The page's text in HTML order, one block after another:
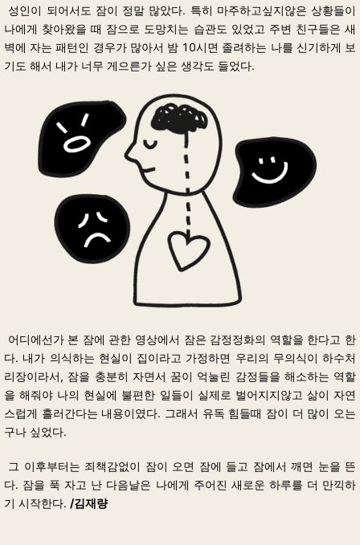
성인이 되어서도 잠이 정말 많았다. 특히 마주하고싶지않은 상황들이
나에게 찾아왔을 때 잠으로 도망치는 습관도 있었고 주변 친구들은 새
벽에 자는 패턴인 경우가 많아서 밤 10시면 졸려하는 나를 신기하게 보
기도 해서 내가 너무 게으른가 싶은 생각도 들었다.
어디에선가 본 잠에 관한 영상에서 잠은 감정정화의 역할을 한다고 한
다. 내가 의식하는 현실이 집이라고 가정하면 우리의 무의식이 하수처
리장이라서, 잠을 충분히 자면서 꿈이 억눌린 감정들을 해소하는 역할
을 해줘야 나의 현실에 불편한 일들이 실제로 벌어지지않고 삶이 자연
스럽게 흘러간다는 내용이였다. 그래서 유독 힘들때 잠이 더 많이 오는
구나 싶었다.
그 이후부터는 죄책감없이 잠이 오면 잠에 들고 잠에서 깨면 눈을 뜬
다. 잠을 푹 자고 난 다음날은 나에게 주어진 새로운 하루를 더 만끽하
기 시작한다. /김재량